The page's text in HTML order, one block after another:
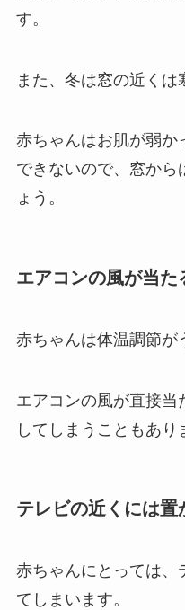
す。
また、冬は窓の近くは
赤ちゃんはお肌が弱か
できないので、窓から
ょう。
エアコンの風が当た
赤ちゃんは体温調節が
エアコンの風が直接当
してしまうこともあり
テレビの近くには置
赤ちゃんにとっては、
てしまいます。